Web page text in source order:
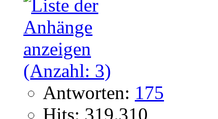
Antworten: 175
Hits: 319.310